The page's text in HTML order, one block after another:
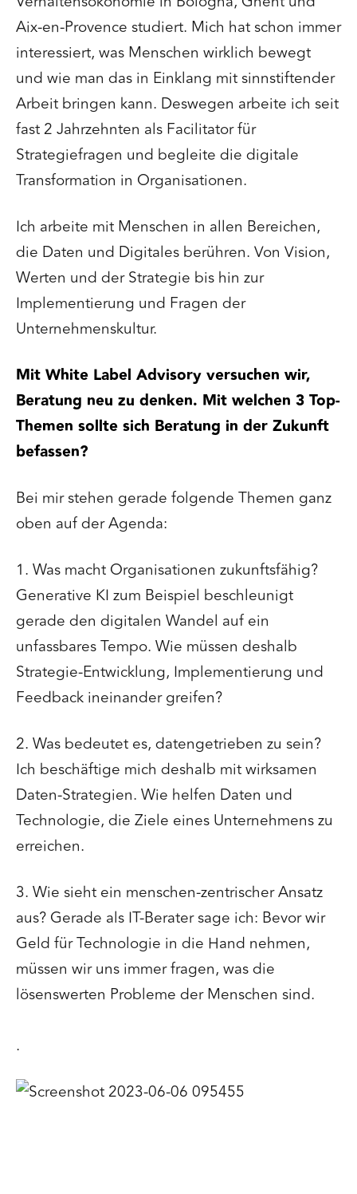
Aix-en-Provence studiert. Mich hat schon immer
interessiert, was Menschen wirklich bewegt
und wie man das in Einklang mit sinnstiftender
Arbeit bringen kann. Deswegen arbeite ich seit
fast 2 Jahrzehnten als Facilitator für
Strategiefragen und begleite die digitale
Transformation in Organisationen.
Ich arbeite mit Menschen in allen Bereichen,
die Daten und Digitales berühren. Von Vision,
Werten und der Strategie bis hin zur
Implementierung und Fragen der
Unternehmenskultur.
Mit White Label Advisory versuchen wir,
Beratung neu zu denken. Mit welchen 3 Top-
Themen sollte sich Beratung in der Zukunft
befassen?
Bei mir stehen gerade folgende Themen ganz
oben auf der Agenda:
1. Was macht Organisationen zukunftsfähig?
Generative KI zum Beispiel beschleunigt
gerade den digitalen Wandel auf ein
unfassbares Tempo. Wie müssen deshalb
Strategie-Entwicklung, Implementierung und
Feedback ineinander greifen?
2. Was bedeutet es, datengetrieben zu sein?
Ich beschäftige mich deshalb mit wirksamen
Daten-Strategien. Wie helfen Daten und
Technologie, die Ziele eines Unternehmens zu
erreichen.
3. Wie sieht ein menschen-zentrischer Ansatz
aus? Gerade als IT-Berater sage ich: Bevor wir
Geld für Technologie in die Hand nehmen,
müssen wir uns immer fragen, was die
lösenswerten Probleme der Menschen sind.
.